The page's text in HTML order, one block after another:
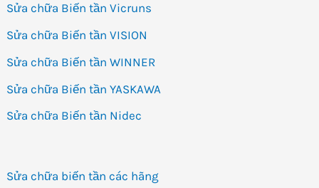
Sửa chữa Biến tần Vicruns
Sửa chữa Biến tần VISION
Sửa chữa Biến tần WINNER
Sửa chữa Biến tần YASKAWA
Sửa chữa Biến tần Nidec
Sửa chữa biến tần các hãng